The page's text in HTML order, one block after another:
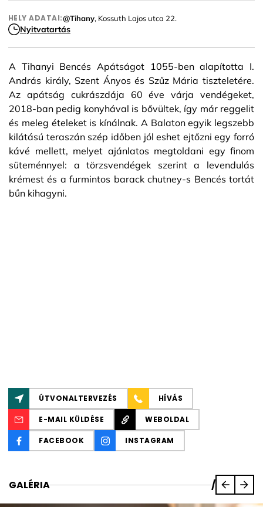
HELY ADATAI:@Tihany, Kossuth Lajos utca 22.
Nyitvatartás
A Tihanyi Bencés Apátságot 1055-ben alapította I.
András király, Szent Ányos és Szűz Mária tiszteletére.
Az apátság cukrászdája 60 éve várja vendégeket,
2018-ban pedig konyhával is bővültek, így már reggelit
és meleg ételeket is kínálnak. A Balaton egyik legszebb
kilátású teraszán szép időben jól eshet ejtőzni egy forró
kávé mellett, melyet ajánlatos megtoldani egy finom
süteménnyel: a törzsvendégek szerint a levendulás
krémest és a furmintos barack chutney-s Bencés tortát
bűn kihagyni.
ÚTVONALTERVEZÉS HÍVÁS
E-MAIL KÜLDÉSE WEBOLDAL
FACEBOOK INSTAGRAM
GALÉRIA /